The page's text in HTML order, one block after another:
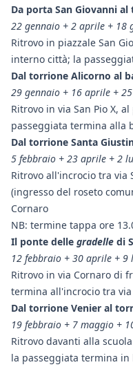
Da porta San Giovanni
22 gennaio + 2 aprile + 18
Ritrovo in piazzale San
interno città; la
Dal torrione Alicorno al
29 gennaio + 16 aprile +
Ritrovo in via San Pio X,
passeggiata termina alla
Dal torrione Santa
5 febbraio + 23 aprile + 2
Ritrovo all'incrocio tra via
(ingresso del roseto
Cornaro
NB: termine tappa ore
Il ponte delle gradelle di
12 febbraio + 30 aprile + 9
Ritrovo in via Cornaro di
termina all'incrocio tra
Dal torrione Venier al
19 febbraio + 7 maggio +
Ritrovo davanti alla
la passeggiata termina